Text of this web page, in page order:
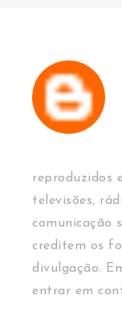
reproduzidos
televisões,
comunicação
creditem os
divulgação.
entrar em